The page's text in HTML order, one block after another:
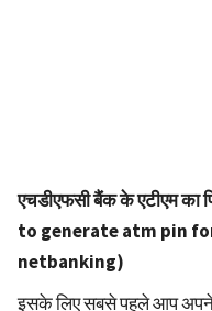
एचडीएफसी बैंक के एटीएम
to generate atm pin
netbanking)
इसके लिए सबसे पहले आप अपने